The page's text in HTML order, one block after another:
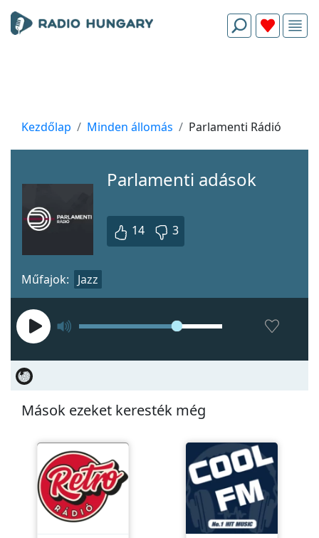
Kezdőlap Minden állomás Parlamenti Rádió
Parlamenti adások
14 3
Műfajok: Jazz
Mások ezeket keresték még